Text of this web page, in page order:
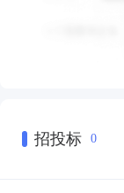
招投标 0